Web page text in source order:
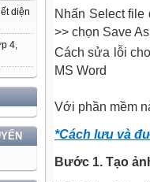
diện
4,
Nhấn Select file
>> chọn Save
Cách sửa lỗi
MS Word
Với phần mềm
*Cách lưu và
Bước 1. Tạo